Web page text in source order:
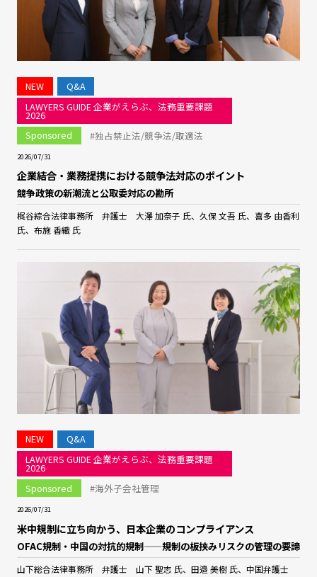
NEW
Q&A
LAWYERS GUIDE 企業がえらぶ、法務重要課題
2026
Sponsored
#独占禁止法/競争法/取適法
2026/07/31
企業結合・業務提携における競争法対応のポイント
競争政策の新潮流と公取委対応の勘所
梶谷綜合法律事務所 弁護士 大澤 加奈子 氏、久保 文吾 氏、喜多 由香利
氏、布施 香織 氏
NEW
Q&A
LAWYERS GUIDE 企業がえらぶ、法務重要課題
2026
Sponsored
#海外子会社管理
2026/07/31
米中規制に立ち向かう、日本企業のコンプライアンス
OFAC規制・中国の対抗的規制——規制の板挟みリスクの管理の要諦
山下総合法律事務所 弁護士 山下 聖志 氏、田邉 美樹 氏、中国弁護士